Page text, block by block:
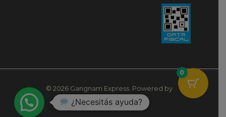
© 2026 Gangnam Express. Powered by
Gangnam Express
0
¿Necesitás ayuda?